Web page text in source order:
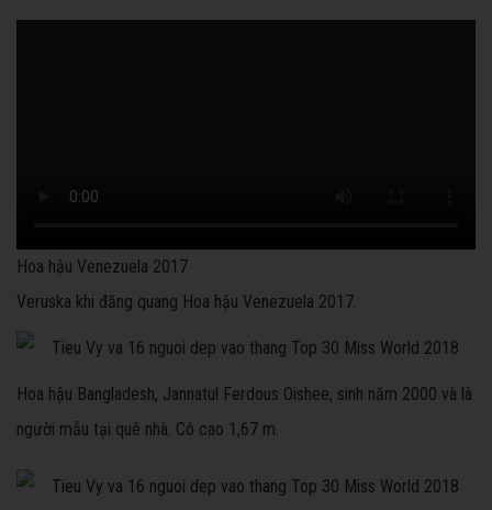
Hoa hậu Venezuela 2017
Veruska khi đăng quang Hoa hậu Venezuela 2017.
Hoa hậu Bangladesh, Jannatul Ferdous Oishee, sinh năm 2000 và là
người mẫu tại quê nhà. Cô cao 1,67 m.